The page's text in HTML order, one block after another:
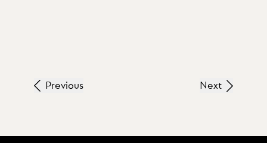
Previous Next